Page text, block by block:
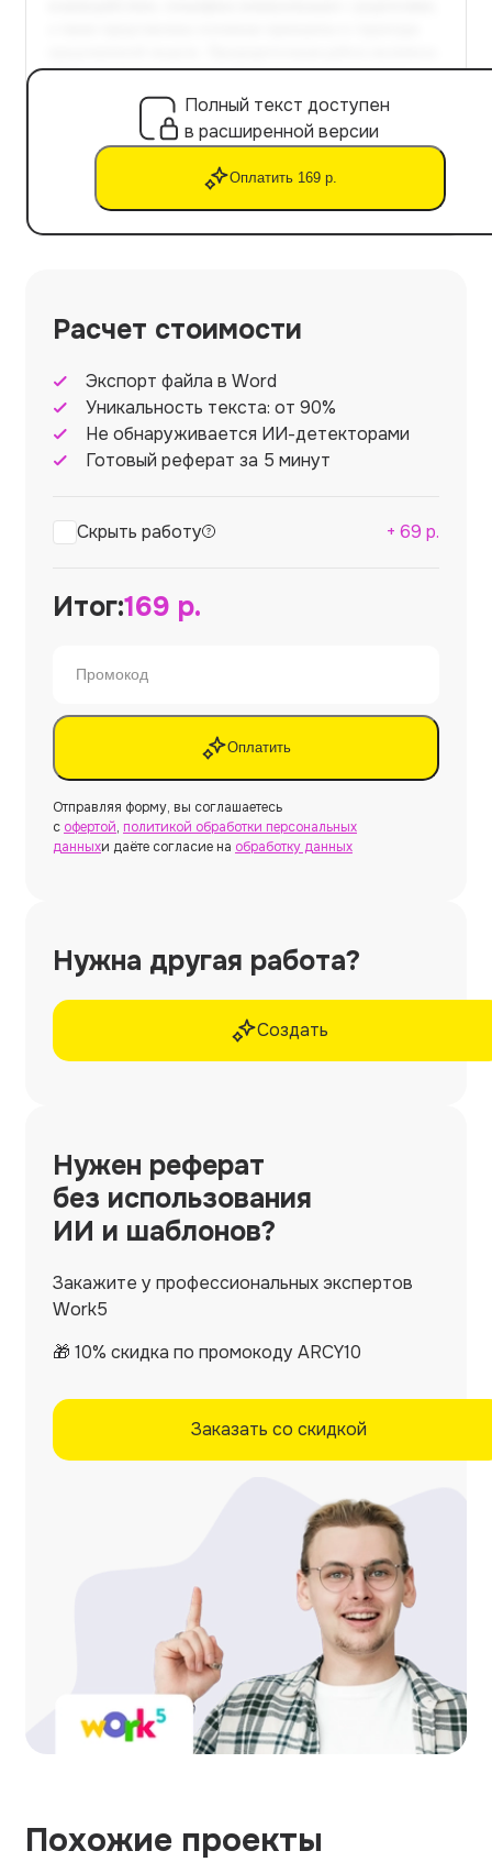
Полный текст доступен
в расширенной версии
Оплатить 169 р.
Расчет стоимости
Экспорт файла в Word
Уникальность текста: от 90%
Не обнаруживается ИИ-детекторами
Готовый реферат за 5 минут
Скрыть работу + 69 р.
Итог:169 р.
Оплатить
Отправляя форму, вы соглашаетесь
с офертой, политикой обработки персональных
данныхи даёте согласие на обработку данных
Нужна другая работа?
Создать
Нужен реферат
без использования
ИИ и шаблонов?
Закажите у профессиональных экспертов
Work5
🎁 10% скидка по промокоду ARCY10
Заказать со скидкой
Похожие проекты